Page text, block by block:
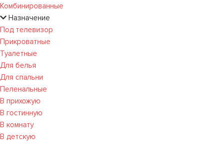
Комбинированные
Назначение
Под телевизор
Прикроватные
Туалетные
Для белья
Для спальни
Пеленальные
В прихожую
В гостинную
В комнату
В детскую